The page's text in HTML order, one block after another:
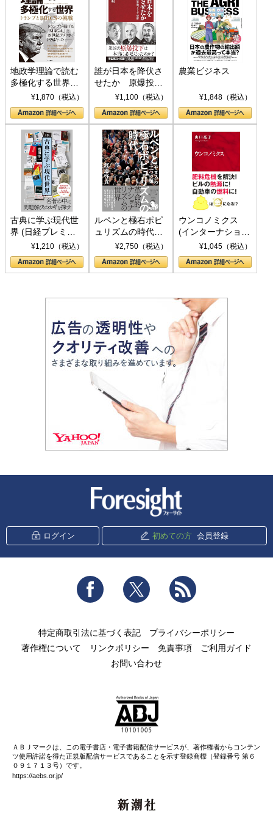
地政学理論で読む
多極化する世界：
トランプとBRICS
の挑戦
¥1,870（税込）
誰が日本を降伏さ
せたか 原爆投
下、ソ連参戦、そ
して聖断 (PHP新
書)
¥1,100（税込）
農業ビジネス
¥1,848（税込）
古典に学ぶ現代世
界 (日経プレミア
シリーズ)¥1,210（税込）
ルペンと極右ポピ
ュリズムの時代：
〈ヤヌス〉の二つ
の顔
¥2,750（税込）
ウンコノミクス
(インターナショナ
ル新書)¥1,045（税込）
ログイン 初めての方 会員登録
Facebook Twitter
特定商取引法に基づく表記
プライバシーポリシー
著作権について
リンクポリシー 免責事項
ご利用ガイド
お問い合わせ
ＡＢＪマークは、この電子書店・電子書籍配信サービスが、著作権者からコンテン
ツ使用許諾を得た正規版配信サービスであることを示す登録商標（登録番号 第６
０９１７１３号）です。
https://aebs.or.jp/